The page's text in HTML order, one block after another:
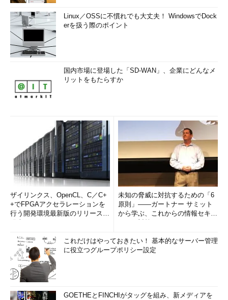
Linux／OSSに不慣れでも大丈夫！ WindowsでDock
erを扱う際のポイント
国内市場に登場した「SD-WAN」、企業にどんなメ
リットをもたらすか
ザイリンクス、OpenCL、C／C+
+でFPGAアクセラレーションを
行う開発環境最新版のリリースを
未知の脅威に対抗するための「6
原則」――ガートナー サミット
から学ぶ、これからの情報セキュ
これだけはやっておきたい！ 基本的なサーバー管理
に役立つグループポリシー設定
GOETHEとFINCHIがタッグを組み、新メディアを